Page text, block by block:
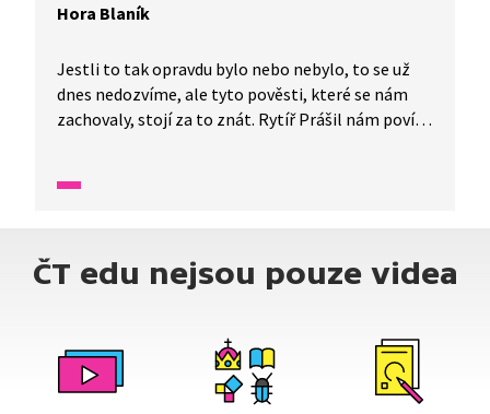
Hora Blaník
Jestli to tak opravdu bylo nebo nebylo, to se už
dnes nedozvíme, ale tyto pověsti, které se nám
zachovaly, stojí za to znát. Rytíř Prášil nám poví,
pomoci, až nám bude nejhůř. Celá pověst je
ČT edu nejsou pouze videa